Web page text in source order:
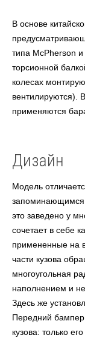
В основе
типа McPherson
торсионной
колесах
вентилируются).
применяются
Дизайн
Модель
запоминающимся
это заведено у
сочетает в себе
примененные на
части кузова
многоугольная
наполнением и
Здесь же
Передний бампер
кузова: только